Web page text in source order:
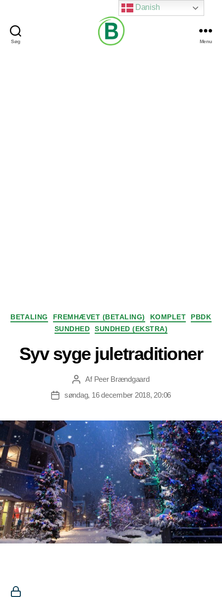
Søg Menu
Kategorier
BETALING FREMHÆVET (BETALING) KOMPLET
PBDK
SUNDHED
SUNDHED (EKSTRA)
Syv syge juletraditioner
Indlægsforfatter
Af Peer Brændgaard
Indlægsdato
søndag, 16 december 2018, 20:06
Danish